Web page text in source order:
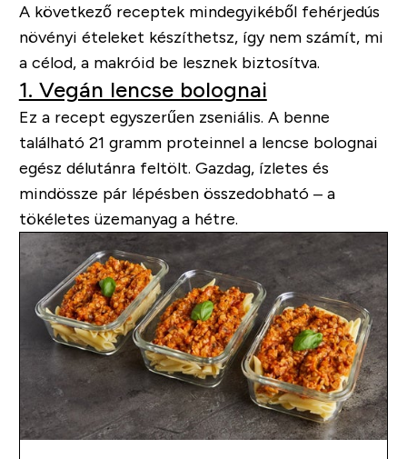
A következő receptek mindegyikéből fehérjedús
növényi ételeket készíthetsz, így nem számít, mi
a célod, a makróid be lesznek biztosítva.
1. Vegán lencse bolognai
Ez a recept egyszerűen zseniális. A benne
található 21 gramm proteinnel a lencse bolognai
egész délutánra feltölt. Gazdag, ízletes és
mindössze pár lépésben összedobható – a
tökéletes üzemanyag a hétre.